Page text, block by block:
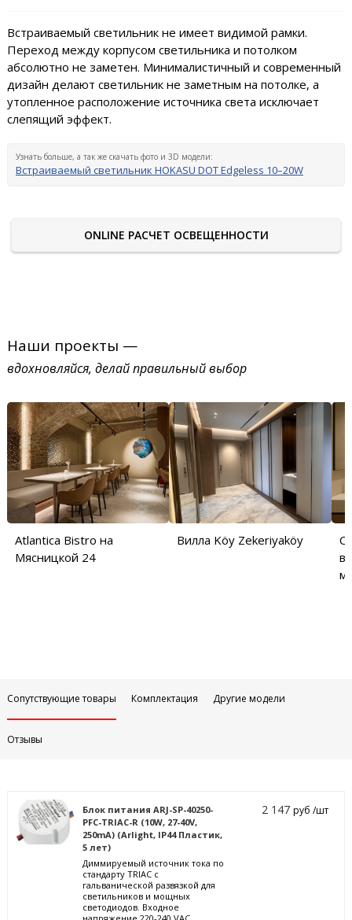
Встраиваемый светильник не имеет видимой рамки.
Переход между корпусом светильника и потолком
абсолютно не заметен. Минималистичный и современный
дизайн делают светильник не заметным на потолке, а
утопленное расположение источника света исключает
слепящий эффект.
Узнать больше, а так же скачать фото и 3D модели:
Встраиваемый светильник HOKASU DOT Edgeless 10–20W
ONLINE РАСЧЕТ ОСВЕЩЕННОСТИ
Наши проекты —
вдохновляйся, делай правильный выбор
Atlantica Bistro на
Мясницкой 24
Вилла Köy Zekeriyaköy
Сопутствующие товары Комплектация Другие модели
Отзывы
Блок питания ARJ-SP-40250-
PFC-TRIAC-R (10W, 27-40V,
250mA) (Arlight, IP44 Пластик,
5 лет)
Диммируемый источник тока по
стандарту TRIAC с
гальванической развязкой для
светильников и мощных
светодиодов. Входное
2 147руб /шт